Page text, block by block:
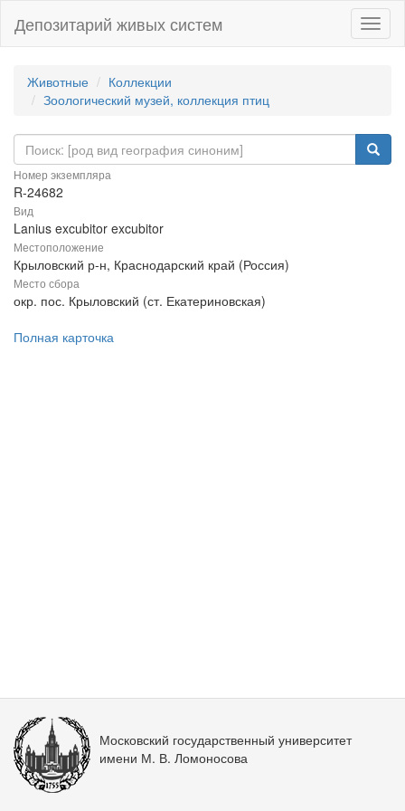
Депозитарий живых систем
Животные
Коллекции
Зоологический музей, коллекция птиц
Номер экземпляра
R-24682
Вид
Lanius excubitor excubitor
Местоположение
Крыловский р-н, Краснодарский край (Россия)
Место сбора
окр. пос. Крыловский (ст. Екатериновская)
Полная карточка
Московский государственный университет
имени М. В. Ломоносова